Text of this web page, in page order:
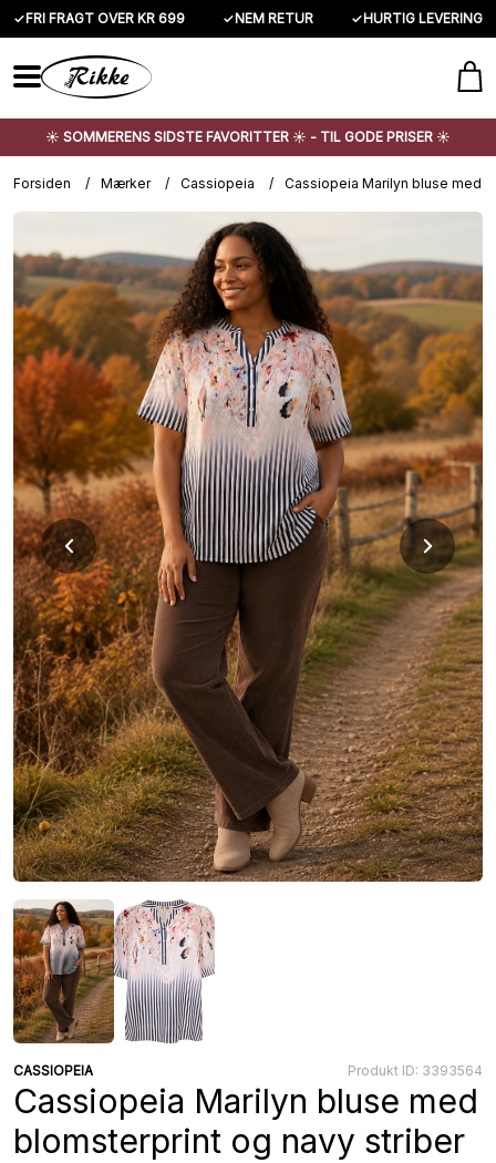
✓FRI FRAGT OVER KR 699 ✓NEM RETUR ✓HURTIG LEVERING
☀️ SOMMERENS SIDSTE FAVORITTER ☀️ - TIL GODE PRISER ☀️
Forsiden / Mærker / Cassiopeia / Cassiopeia Marilyn bluse med
CASSIOPEIA Produkt ID: 3393564
Cassiopeia Marilyn bluse med
blomsterprint og navy striber